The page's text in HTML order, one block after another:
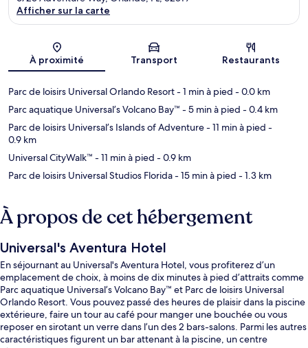
Carte
Afficher sur la carte
À proximité Transport Restaurants
Parc de loisirs Universal Orlando Resort- 1 min à pied - 0.0 km
Parc aquatique Universal’s Volcano Bay™ - 5 min à pied - 0.4 km
Parc de loisirs Universal’s Islands of Adventure- 11 min à pied -
0.9 km
Universal CityWalk™ - 11 min à pied - 0.9 km
Parc de loisirs Universal Studios Florida- 15 min à pied - 1.3 km
À propos de cet hébergement
Universal's Aventura Hotel
En séjournant au Universal's Aventura Hotel, vous profiterez d’un
emplacement de choix, à moins de dix minutes à pied d’attraits comme
Parc aquatique Universal’s Volcano Bay™ et Parc de loisirs Universal
Orlando Resort. Vous pouvez passé des heures de plaisir dans la piscine
extérieure, faire un tour au café pour manger une bouchée ou vous
reposer en sirotant un verre dans l’un des 2 bars-salons. Parmi les autres
caractéristiques figurent un bar attenant à la piscine, un centre